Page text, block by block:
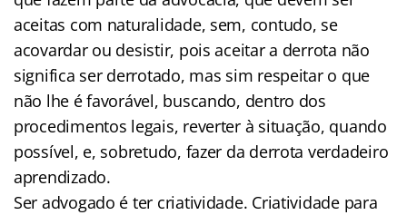
aceitas com naturalidade, sem, contudo, se
acovardar ou desistir, pois aceitar a derrota não
significa ser derrotado, mas sim respeitar o que
não lhe é favorável, buscando, dentro dos
procedimentos legais, reverter à situação, quando
possível, e, sobretudo, fazer da derrota verdadeiro
aprendizado.
Ser advogado é ter criatividade. Criatividade para